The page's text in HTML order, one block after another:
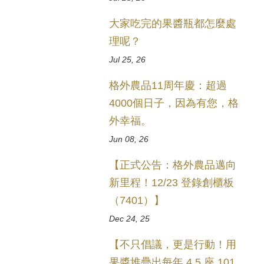
大家吃完的果醬瓶都怎麼處
理呢？
Jul 25, 26
格外農品11周年慶：超過
4000個日子，因為有您，格
外幸福。
Jun 08, 26
【正式公告：格外農品邁向
新里程！12/23 登錄創櫃板
（7401）】
Dec 24, 25
【不只倡議，更是行動！用